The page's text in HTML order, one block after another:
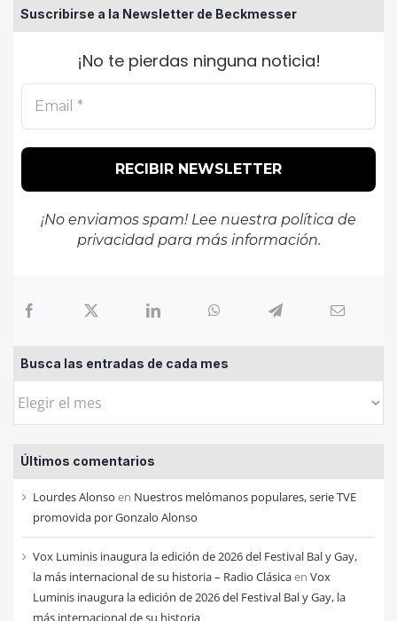
Suscribirse a la Newsletter de Beckmesser
¡No te pierdas ninguna noticia!
¡No enviamos spam! Lee nuestra política de
privacidadpara más información.
Busca las entradas de cada mes
Busca
entradas
de
cada
mes
Últimos comentarios
Lourdes Alonso en Nuestros melómanos populares, serie TVE
promovida por Gonzalo Alonso
Vox Luminis inaugura la edición de 2026 del Festival Bal y Gay,
la más internacional de su historia – Radio Clásicaen Vox
Luminis inaugura la edición de 2026 del Festival Bal y Gay, la
más internacional de su historia